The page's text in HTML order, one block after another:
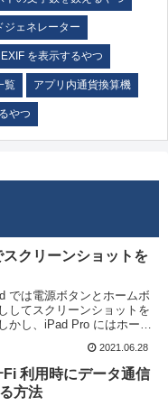
ジェネレーター
を表示するやつ
覧 アプリ内通貨換算機
やつ
クリーンショットを
では電源ボタンとホームボ
してスクリーンショットを
かし、iPad Pro にはホーム
ページでは iPad Pro で画
シ...
2021.06.28
利用時にデータ通信
方法